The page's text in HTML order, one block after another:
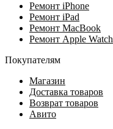
Ремонт iPhone
Ремонт iPad
Ремонт MacBook
Ремонт Apple Watch
Покупателям
Магазин
Доставка товаров
Возврат товаров
Авито